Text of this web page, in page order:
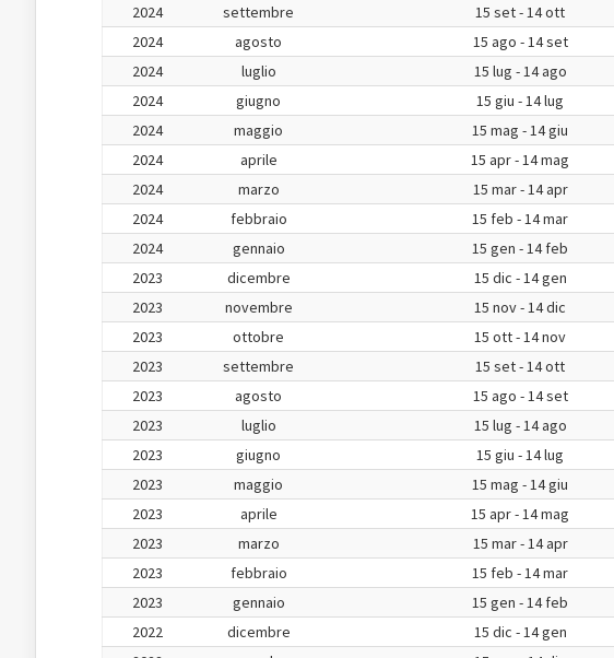
2024
settembre 15 set - 14 ott
2024
agosto 15 ago - 14 set
2024
luglio 15 lug - 14 ago
2024
giugno 15 giu - 14 lug
2024
maggio 15 mag - 14 giu
2024
aprile 15 apr - 14 mag
2024
marzo 15 mar - 14 apr
2024
febbraio 15 feb - 14 mar
2024
gennaio 15 gen - 14 feb
2023
dicembre 15 dic - 14 gen
2023
novembre 15 nov - 14 dic
2023
ottobre 15 ott - 14 nov
2023
settembre 15 set - 14 ott
2023
agosto 15 ago - 14 set
2023
luglio 15 lug - 14 ago
2023
giugno 15 giu - 14 lug
2023
maggio 15 mag - 14 giu
2023
aprile 15 apr - 14 mag
2023
marzo 15 mar - 14 apr
2023
febbraio 15 feb - 14 mar
2023
gennaio 15 gen - 14 feb
2022
dicembre 15 dic - 14 gen